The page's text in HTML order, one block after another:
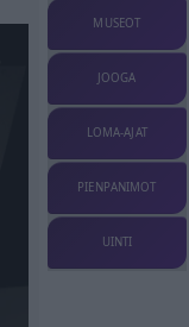
MUSEOT
JOOGA
LOMA-AJAT
PIENPANIMOT
UINTI